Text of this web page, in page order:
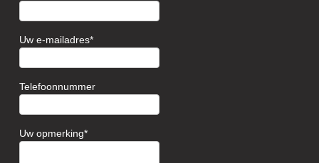
Uw e-mailadres
Telefoonnummer
Uw opmerking